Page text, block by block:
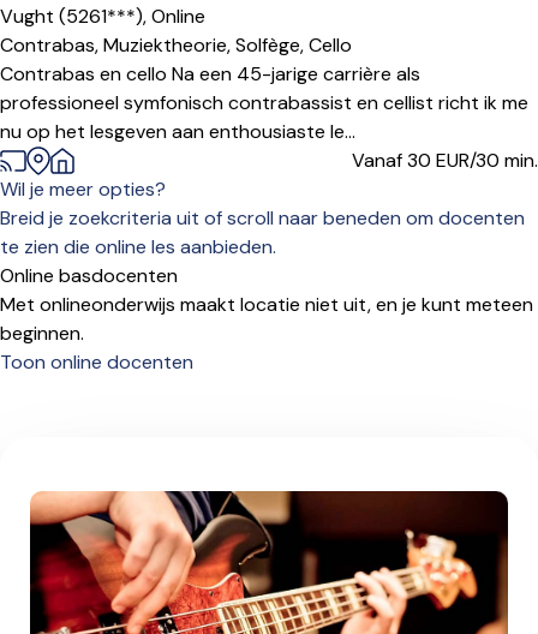
Vught (5261***),Online
Contrabas,Muziektheorie,Solfège,Cello
Contrabas en cello Na een 45-jarige carrière als
professioneel symfonisch contrabassist en cellist richt ik me
nu op het lesgeven aan enthousiaste le...
Vanaf 30 EUR/30 min.
Wil je meer opties?
Breid je zoekcriteria uit of scroll naar beneden om docenten
te zien die online les aanbieden.
Online basdocenten
Met onlineonderwijs maakt locatie niet uit, en je kunt meteen
beginnen.
Toon online docenten